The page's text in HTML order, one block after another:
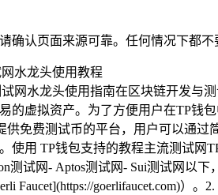
确认页面来源可靠。任何情况下都不
网水龙头使用指南在区块链开发与
的虚拟资产。为了方便用户在TP钱
供免费测试币的平台，用户可以通
使用 TP钱包支持的教程主流测试网
测试网- Aptos测试网- Sui测试网
Faucet](https://goerlifaucet.com)）